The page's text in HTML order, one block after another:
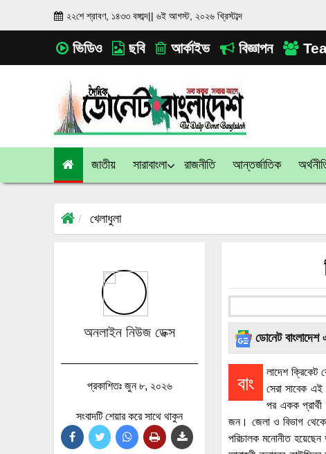
২২শে শ্রাবণ, ১৪৩৩ বঙ্গাব্দ|| ৬ই আগস্ট, ২০২৬ খ্রিস্টাব্দ
ভিডিও ছবি আর্কাইভ বিজ্ঞাপন
জাতীয় সারাবাংলা রাজনীতি আন্তর্জাতিক
খেলাধুলা
অনলাইন নিউজ ডেক্স
প্রকাশিতঃ জুন ৮, ২০২৬
সংবাদটি শেয়ার করে সাথে থাকুন
ডোনেট
বাং
লাদেশ ক্রিকেট
সেরা সাবেক এই
পর একক প্রার্থী
জন। জেলা ও বিভাগ
পরিচালক মনোনীত